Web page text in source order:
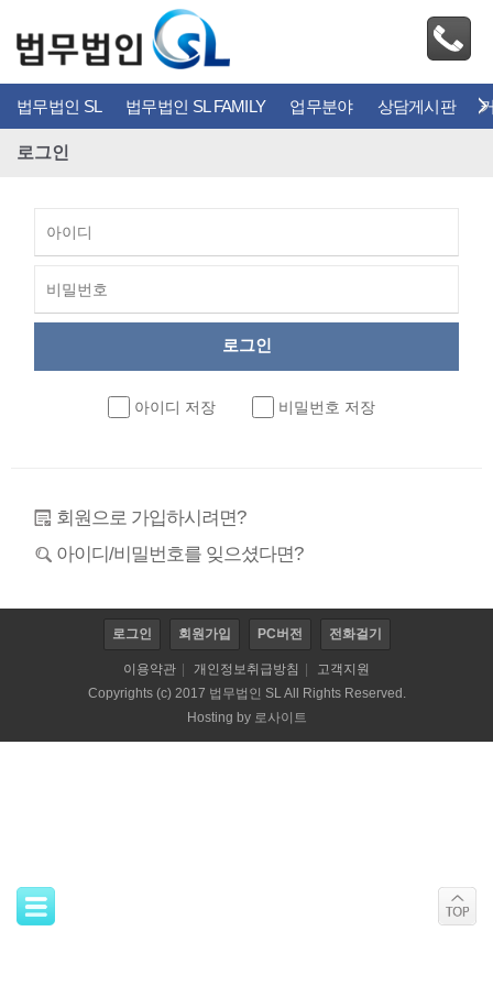
법무법인 SL 법무법인 SL FAMILY 업무분야 상담게시판
로그인
아이디 저장 비밀번호 저장
회원으로 가입하시려면?
아이디/비밀번호를 잊으셨다면?
로그인 회원가입 PC버전 전화걸기
이용약관 개인정보취급방침
고객지원
Copyrights (c) 2017 법무법인 SL All Rights Reserved.
Hosting by 로사이트